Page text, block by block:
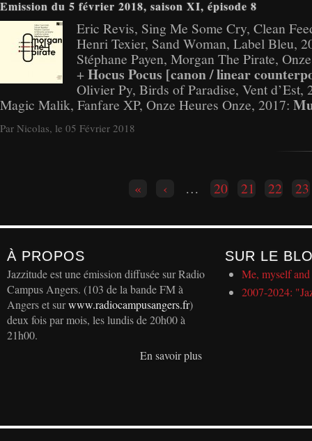
Emission du 5 février 2018, saison XI, épisode 8
Eric Revis, Sing Me Some Cry, Clean
Henri Texier, Sand Woman, Label Bleu,
Stéphane Payen, Morgan The Pirate,
+Hocus Pocus [canon / linear
Olivier Py, Birds of Paradise, Vent d’Est,
Magic Malik, Fanfare XP, Onze Heures Onze, 2017:
Par Nicolas, le 05 Février 2018
« ‹ … 20 21 22 23
À PROPOS
Jazzitude est une émission diffusée sur Radio
Campus Angers. (103 de la bande FM à
Angers et surwww.radiocampusangers.fr)
deux fois par mois, les lundis de 20h00 à
21h00.
En savoir plus
SUR LE
Me, myself
2007-2024: